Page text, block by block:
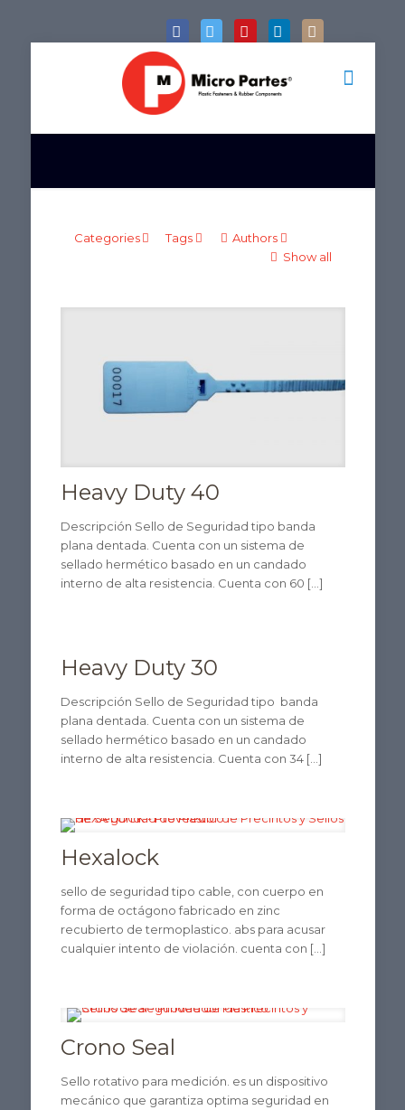
Categories Tags
Authors
Show all
Heavy Duty 40
Descripción Sello de Seguridad tipo banda
plana dentada. Cuenta con un sistema de
sellado hermético basado en un candado
interno de alta resistencia. Cuenta con 60 […]
Heavy Duty 30
Descripción Sello de Seguridad tipo banda
plana dentada. Cuenta con un sistema de
sellado hermético basado en un candado
interno de alta resistencia. Cuenta con 34[…]
Hexalock
sello de seguridad tipo cable, con cuerpo en
forma de octágono fabricado en zinc
recubierto de termoplastico. abs para acusar
cualquier intento de violación. cuenta con […]
Crono Seal
Sello rotativo para medición. es un dispositivo
mecánico que garantiza optima seguridad en